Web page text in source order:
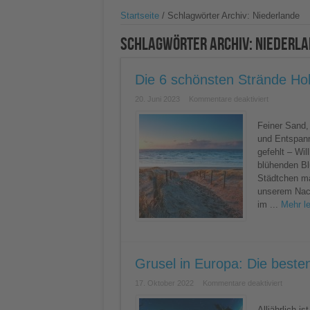
Startseite/ Schlagwörter Archiv: Niederlande
Schlagwörter Archiv:
Die 6 schönsten Strände
20. Juni 2023 Kommentare deaktiviertfür
schönsten
Strände
Hollands:
Eine
Küste
voller
Feiner
und
gefehlt –
blühenden
Städtchen
unserem
im ...
Mehr
Grusel in Europa: Die
17. Oktober 2022 Kommentare deaktiviertfür
Europa: